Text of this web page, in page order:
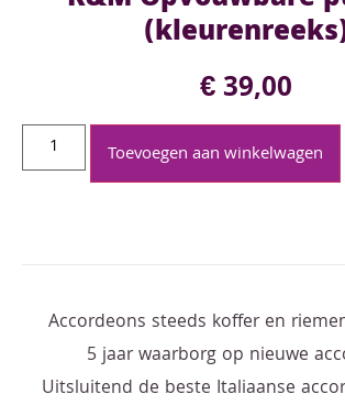
€39,00
Toevoegen aan winkelwagen
Accordeons steeds koffer en
5 jaar waarborg op nieuwe
Uitsluitend de beste Italiaanse